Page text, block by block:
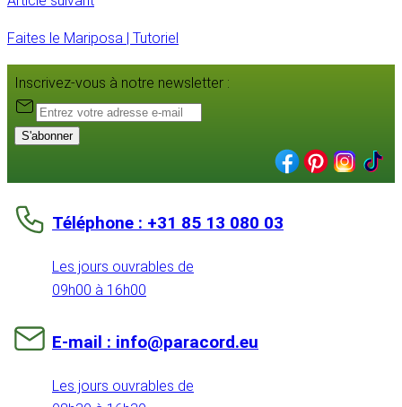
Faites le Mariposa | Tutoriel
Inscrivez-vous à notre newsletter :
S'abonner
Téléphone : +31 85 13 080 03
Les jours ouvrables de
09h00 à 16h00
E-mail : info@paracord.eu
Les jours ouvrables de